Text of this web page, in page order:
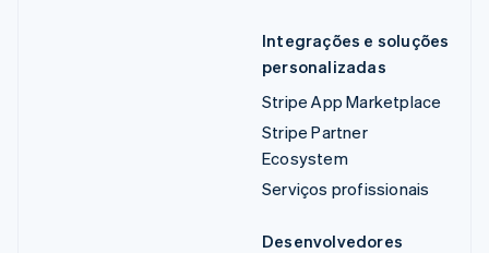
Integrações e soluções
personalizadas
Stripe App Marketplace
Stripe Partner
Ecosystem
Serviços profissionais
Desenvolvedores